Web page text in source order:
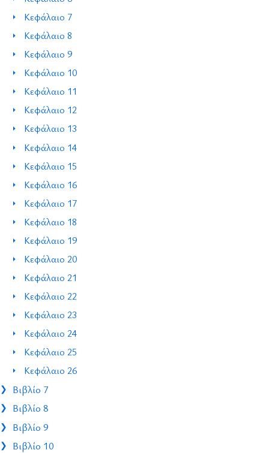
Κεφάλαιο 7
Κεφάλαιο 8
Κεφάλαιο 9
Κεφάλαιο 10
Κεφάλαιο 11
Κεφάλαιο 12
Κεφάλαιο 13
Κεφάλαιο 14
Κεφάλαιο 15
Κεφάλαιο 16
Κεφάλαιο 17
Κεφάλαιο 18
Κεφάλαιο 19
Κεφάλαιο 20
Κεφάλαιο 21
Κεφάλαιο 22
Κεφάλαιο 23
Κεφάλαιο 24
Κεφάλαιο 25
Κεφάλαιο 26
Βιβλίο 7
Βιβλίο 8
Βιβλίο 9
Βιβλίο 10